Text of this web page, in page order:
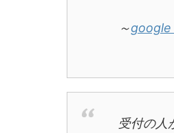
～google
受付の人